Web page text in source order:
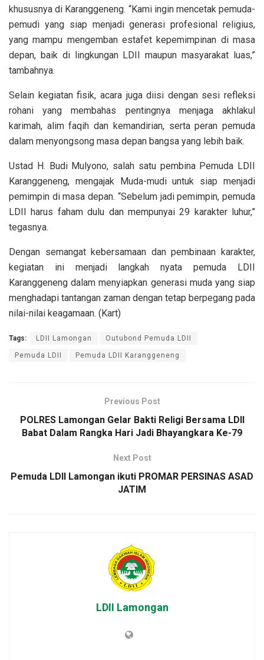
khususnya di Karanggeneng. “Kami ingin mencetak pemuda-
pemudi yang siap menjadi generasi profesional religius,
yang mampu mengemban estafet kepemimpinan di masa
depan, baik di lingkungan LDII maupun masyarakat luas,”
tambahnya.
Selain kegiatan fisik, acara juga diisi dengan sesi refleksi
rohani yang membahas pentingnya menjaga akhlakul
karimah, alim faqih dan kemandirian, serta peran pemuda
dalam menyongsong masa depan bangsa yang lebih baik.
Ustad H. Budi Mulyono, salah satu pembina Pemuda LDII
Karanggeneng, mengajak Muda-mudi untuk siap menjadi
pemimpin di masa depan. “Sebelum jadi pemimpin, pemuda
LDII harus faham dulu dan mempunyai 29 karakter luhur,”
tegasnya.
Dengan semangat kebersamaan dan pembinaan karakter,
kegiatan ini menjadi langkah nyata pemuda LDII
Karanggeneng dalam menyiapkan generasi muda yang siap
menghadapi tantangan zaman dengan tetap berpegang pada
nilai-nilai keagamaan. (Kart)
Tags: LDII Lamongan Outubond Pemuda LDII
Pemuda LDII Pemuda LDII Karanggeneng
Previous Post
POLRES Lamongan Gelar Bakti Religi Bersama LDII
Babat Dalam Rangka Hari Jadi Bhayangkara Ke-79
Next Post
Pemuda LDII Lamongan ikuti PROMAR PERSINAS ASAD
JATIM
LDII Lamongan